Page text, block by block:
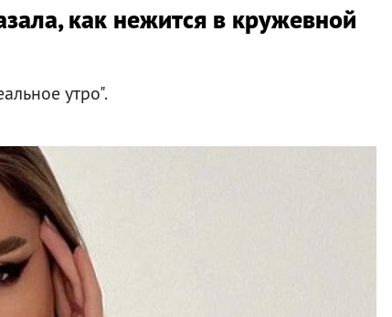
как нежится в кружевной
утро".